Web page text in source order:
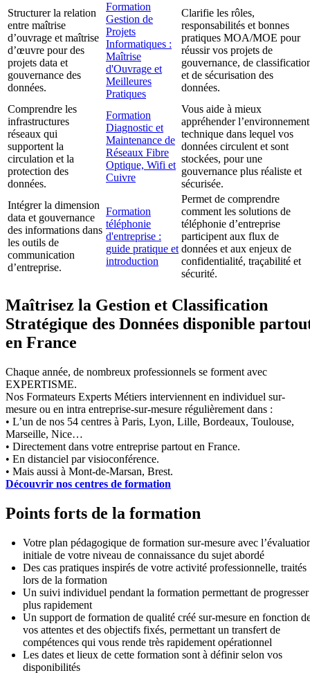
Structurer la relation
entre maîtrise
d’ouvrage et maîtrise
d’œuvre pour des
projets data et
gouvernance des
données.
Formation
Gestion de
Projets
Informatiques :
Maîtrise
d'Ouvrage et
Meilleures
Pratiques
Clarifie les rôles,
responsabilités et bonnes
pratiques MOA/MOE pour
réussir vos projets de
gouvernance, de
et de sécurisation des
données.
Comprendre les
infrastructures
réseaux qui
supportent la
circulation et la
protection des
données.
Formation
Diagnostic et
Maintenance de
Réseaux Fibre
Optique, Wifi et
Cuivre
Vous aide à mieux
appréhender l’environnement
technique dans lequel vos
données circulent et sont
stockées, pour une
gouvernance plus réaliste et
sécurisée.
Intégrer la dimension
data et gouvernance
des informations dans
les outils de
communication
d’entreprise.
Formation
téléphonie
d'entreprise :
guide pratique et
introduction
Permet de comprendre
comment les solutions de
téléphonie d’entreprise
participent aux flux de
données et aux enjeux de
confidentialité, traçabilité et
sécurité.
Maîtrisez la Gestion et Classification
Stratégique des Données disponible
en France
Chaque année, de nombreux professionnels se forment avec
EXPERTISME.
Nos Formateurs Experts Métiers interviennent en individuel sur-
mesure ou en intra entreprise-sur-mesure régulièrement dans :
• L’un de nos 54 centres à Paris, Lyon, Lille, Bordeaux, Toulouse,
Marseille, Nice…
• Directement dans votre entreprise partout en France.
• En distanciel par visioconférence.
• Mais aussi à Mont-de-Marsan, Brest.
Découvrir nos centres de formation
Points forts de la formation
Votre plan pédagogique de formation sur-mesure avec
initiale de votre niveau de connaissance du sujet abordé
Des cas pratiques inspirés de votre activité professionnelle, traités
lors de la formation
Un suivi individuel pendant la formation permettant de progresser
plus rapidement
Un support de formation de qualité créé sur-mesure en fonction
vos attentes et des objectifs fixés, permettant un transfert de
compétences qui vous rende très rapidement opérationnel
Les dates et lieux de cette formation sont à définir selon vos
disponibilités